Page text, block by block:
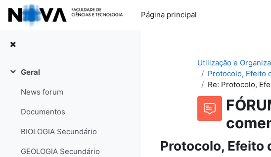
Ir para o conteúdo principal
Página principal
Contrair
Geral
News forum
Documentos
BIOLOGIA Secundário
GEOLOGIA Secundário
Utilização e
Protocolo, Efeito
Re: Protocolo,
Protocolo, Efeito